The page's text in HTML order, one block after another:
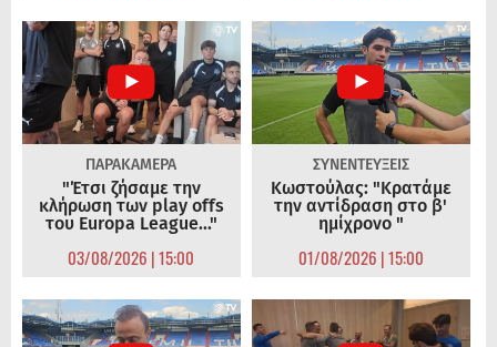
ΠΑΡΑΚΑΜΕΡΑ
"Έτσι ζήσαμε την
κλήρωση των play offs
του Europa League..."
03/08/2026 | 15:00
ΣΥΝΕΝΤΕΥΞΕΙΣ
Κωστούλας: "Κρατάμε
την αντίδραση στο β'
ημίχρονο "
01/08/2026 | 15:00